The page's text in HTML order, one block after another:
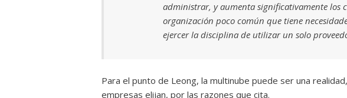
administrar, y aumenta significativamente los
organización poco común que tiene
ejercer la disciplina de utilizar un solo
Para el punto de Leong, la multinube puede ser una
empresas elijan, por las razones que cita.